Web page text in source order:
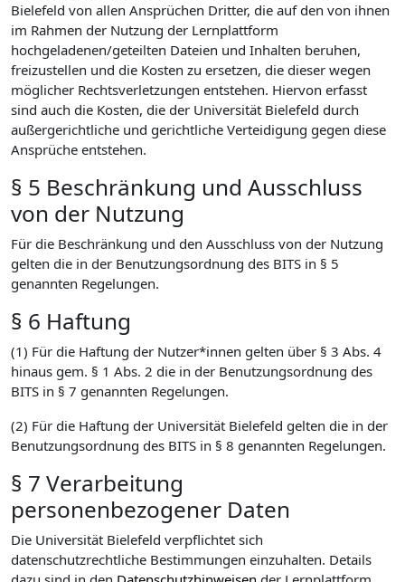
Bielefeld von allen Ansprüchen Dritter, die auf den von ihnen
im Rahmen der Nutzung der Lernplattform
hochgeladenen/geteilten Dateien und Inhalten beruhen,
freizustellen und die Kosten zu ersetzen, die dieser wegen
möglicher Rechtsverletzungen entstehen. Hiervon erfasst
sind auch die Kosten, die der Universität Bielefeld durch
außergerichtliche und gerichtliche Verteidigung gegen diese
Ansprüche entstehen.
§ 5 Beschränkung und Ausschluss
von der Nutzung
Für die Beschränkung und den Ausschluss von der Nutzung
gelten die in der Benutzungsordnung des BITS in § 5
genannten Regelungen.
§ 6 Haftung
(1) Für die Haftung der Nutzer*innen gelten über § 3 Abs. 4
hinaus gem. § 1 Abs. 2 die in der Benutzungsordnung des
BITS in § 7 genannten Regelungen.
(2) Für die Haftung der Universität Bielefeld gelten die in der
Benutzungsordnung des BITS in § 8 genannten Regelungen.
§ 7 Verarbeitung
personenbezogener Daten
Die Universität Bielefeld verpflichtet sich
datenschutzrechtliche Bestimmungen einzuhalten. Details